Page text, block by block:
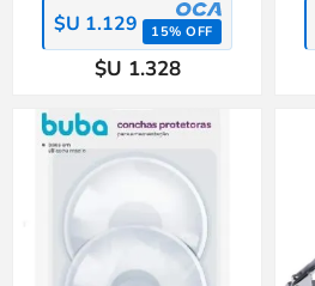
$U 1.129 15% OFF
$U 1.328